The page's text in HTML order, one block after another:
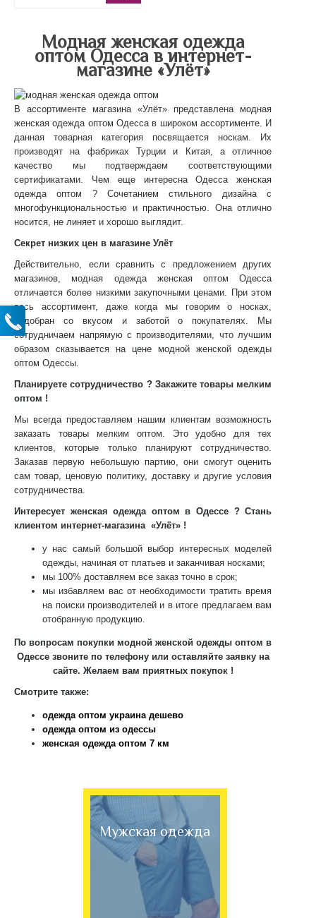
Модная женская одежда
оптом Одесса в интернет-
магазине «Улёт»
В ассортименте магазина «Улёт» представлена модная
женская одежда оптом Одесса в широком ассортименте. И
данная товарная категория посвящается носкам. Их
производят на фабриках Турции и Китая, а отличное
качество мы подтверждаем соответствующими
сертификатами. Чем еще интересна Одесса женская
одежда оптом ? Сочетанием стильного дизайна с
многофункциональностью и практичностью. Она отлично
носится, не линяет и хорошо выглядит.
Секрет низких цен в магазине Улёт
Действительно, если сравнить с предложением других
магазинов, модная одежда женская оптом Одесса
отличается более низкими закупочными ценами. При этом
весь ассортимент, даже когда мы говорим о носках,
подобран со вкусом и заботой о покупателях. Мы
сотрудничаем напрямую с производителями, что лучшим
образом сказывается на цене модной женской одежды
оптом Одессы.
Планируете сотрудничество ? Закажите товары мелким
оптом !
Мы всегда предоставляем нашим клиентам возможность
заказать товары мелким оптом. Это удобно для тех
клиентов, которые только планируют сотрудничество.
Заказав первую небольшую партию, они смогут оценить
сам товар, ценовую политику, доставку и другие условия
сотрудничества.
Интересует женская одежда оптом в Одессе ? Стань
клиентом интернет-магазина «Улёт» !
у нас самый большой выбор интересных моделей
одежды, начиная от платьев и заканчивая носками;
мы 100% доставляем все заказ точно в срок;
мы избавляем вас от необходимости тратить время
на поиски производителей и в итоге предлагаем вам
отобранную продукцию.
По вопросам покупки модной женской одежды оптом в
Одессе звоните по телефону или оставляйте заявку на
сайте. Желаем вам приятных покупок !
Смотрите также:
одежда оптом украина дешево
одежда оптом из одессы
женская одежда оптом 7 км
Мужская одежда